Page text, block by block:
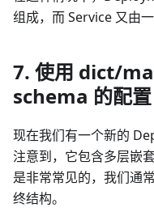
组成，而 Service 又由
7. 使用 dict/
schema 的配置
现在我们有一个新的
注意到，它包含多层嵌
是非常常见的，我们通
终结构。